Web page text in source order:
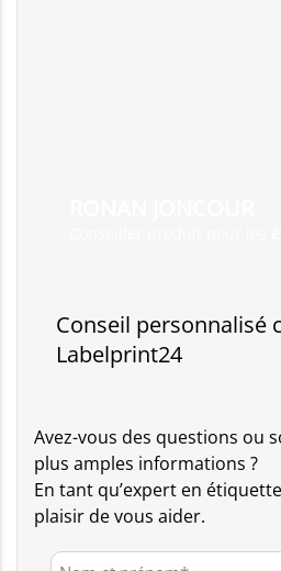
Conseil personnalisé
Labelprint24
Avez-vous des questions ou
plus amples informations ?
En tant qu’expert en
plaisir de vous aider.